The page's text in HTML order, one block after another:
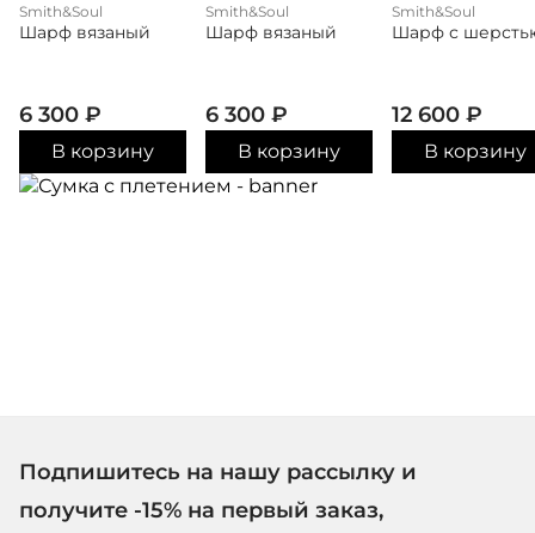
Smith&Soul
Шарф вязаный
6 300 ₽
В корзину
Smith&Soul
Шарф вязаный
6 300 ₽
В корзину
Smith&Soul
Шарф с
12 600 ₽
В корзину
Подпишитесь на нашу рассылку и
получите -15% на первый заказ,